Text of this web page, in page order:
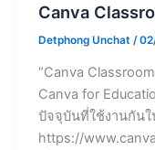
Canva
Detphong Unchat /
“Canva
Canva for
ปัจจุบันที่ใช้งานกันใ
https://